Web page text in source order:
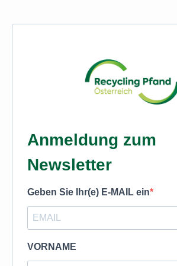
Anmeldung zum
Newsletter
Geben Sie Ihr(e) E-MAIL ein
VORNAME